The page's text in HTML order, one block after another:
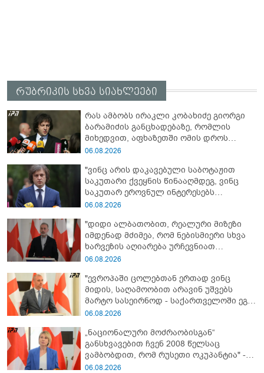
რუბრიკის სხვა სიახლეები
რას ამბობს ირაკლი კობახიძე გიორგი
ბარამიძის განცხადებაზე, რომლის
მიხედვით, აფხაზეთში ომის დროს
„ჩვენებს ტყვეები არ აჰყავდათ"
06.08.2026
"ვინც არის დაკავებული საბოტაჟით
საკუთარი ქვეყნის წინააღმდეგ, ვინც
საკუთარ ეროვნულ ინტერესებს
უპირისპირდება, ყველამ უნდა იცოდეს,
ირაკლი კობახიძე
06.08.2026
"დიდი ალბათობით, რეალური მიზეზი
იმდენად მძიმეა, რომ ნებისმიერი სხვა
ხარვეზის აღიარება ურჩევნიათ
ნამდვილი მიზეზის გამოაშკარავებას" -
გათიშვაზე
06.08.2026
"ევროპაში ცოლებთან ერთად ვინც
მიდის, საღამოობით არავინ უშვებს
მარტო სასეირნოდ - საქართველოში ეგ
პრობლემა არ არის!" - ლევან
06.08.2026
„ნაციონალური მოძრაობისგან“
განსხვავებით ჩვენ 2008 წელსაც
ვამბობდით, რომ რუსეთი ოკუპანტია" -
ნინო წილოსანი
06.08.2026